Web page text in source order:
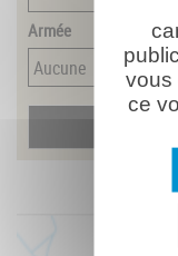
Armée
vous
ce